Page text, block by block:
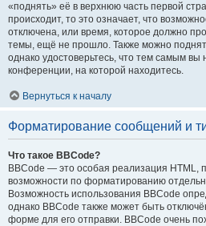
«поднять» её в верхнюю часть первой
происходит, то это означает, что
отключена, или время, которое должно
темы, ещё не прошло. Также можно
однако удостоверьтесь, что тем самым
конференции, на которой находитесь.
Вернуться к началу
Форматирование сообщений и
Что такое BBCode?
BBCode — это особая реализация HTML,
возможности по форматированию
Возможность использования BBCode
однако BBCode также может быть
форме для его отправки. BBCode очень